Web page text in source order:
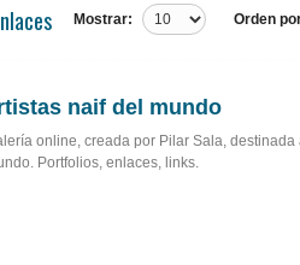
Mostrar: Orden
naif del mundo
online, creada por Pilar Sala,
Portfolios, enlaces, links.